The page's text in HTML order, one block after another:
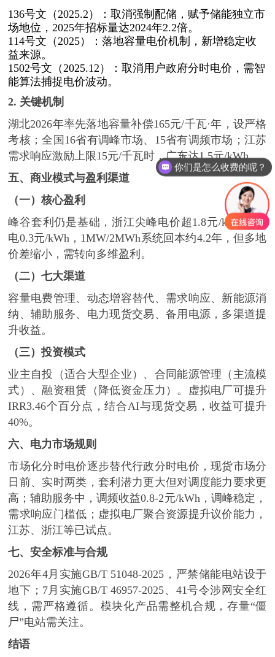
136号文（2025.2）：取消强制配储，赋予储能独立市
场地位，2025年招标量达2024年2.2倍。
114号文（2025）：落地容量电价机制，新增稳定收
益来源。
1502号文（2025.12）：取消用户政府分时电价，需智
能算法捕捉电价波动。
2. 关键机制
湖北2026年率先落地容量补偿165元/千瓦·年，设严格
考核；全国16省有调峰市场、15省有调频市场；江苏
需求响应激励上限15元/千瓦时，广东达1.5元/kWh。
五、商业模式与盈利渠道
（一）核心盈利
峰谷套利仍是基础，浙江尖峰电价超1.8元/kWh、谷
电0.3元/kWh，1MW/2MWh系统回本约4.2年，但多地
价差缩小，需转向多维盈利。
（二）七大渠道
容量电费管理、动态增容替代、需求响应、新能源消
纳、辅助服务、电力现货交易、备用电源，多渠道提
升收益。
（三）投资模式
业主自投（适合大型企业）、合同能源管理（主流模
式）、融资租赁（降低资金压力）。虚拟电厂可提升
IRR3.46个百分点，结合AI与现货交易，收益可提升
40%。
六、电力市场规则
市场化分时电价逐步替代行政分时电价，现货市场分
日前、实时两类，套利潜力更大但对调度能力要求更
高；辅助服务中，调频收益0.8-2元/kWh，调峰稳定，
需求响应门槛低；虚拟电厂聚合资源提升议价能力，
江苏、浙江等已试点。
七、安全标准与合规
2026年4月实施GB/T 51048-2025，严禁储能电站设于
地下；7月实施GB/T 46957-2025、41号令涉网安全红
线，需严格遵循。模块化产品需整机合规，存量“僵
尸”电站需关注。
结语
你们是怎么收费的呢？